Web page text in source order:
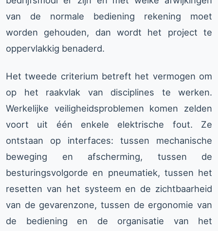
van de normale bediening rekening moet
worden gehouden, dan wordt het project te
oppervlakkig benaderd.
Het tweede criterium betreft het vermogen om
op het raakvlak van disciplines te werken.
Werkelijke veiligheidsproblemen komen zelden
voort uit één enkele elektrische fout. Ze
ontstaan op interfaces: tussen mechanische
beweging en afscherming, tussen de
besturingsvolgorde en pneumatiek, tussen het
resetten van het systeem en de zichtbaarheid
van de gevarenzone, tussen de ergonomie van
de bediening en de organisatie van het